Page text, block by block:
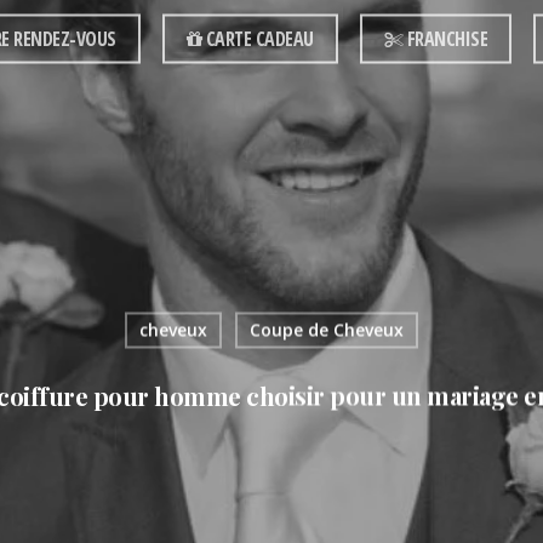
RENDEZ-VOUS CARTE CADEAU FRANCHISE
cheveux Coupe de Cheveux
pour homme choisir pour un mariage